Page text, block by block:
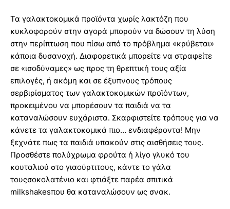
Τα γαλακτοκομικά προϊόντα χωρίς λακτόζη που
κυκλοφορούν στην αγορά μπορούν να δώσουν τη λύση
στην περίπτωση που πίσω από το πρόβλημα «κρύβεται»
κάποια δυσανοχή. Διαφορετικά μπορείτε να στραφείτε
σε «ισοδύναμες» ως προς τη θρεπτική τους αξία
επιλογές, ή ακόμη και σε έξυπνους τρόπους
σερβιρίσματος των γαλακτοκομικών προϊόντων,
προκειμένου να μπορέσουν τα παιδιά να τα
καταναλώσουν ευχάριστα. Σκαρφιστείτε τρόπους για να
κάνετε τα γαλακτοκομικά πιο… ενδιαφέροντα! Μην
ξεχνάτε πως τα παιδιά υπακούν στις αισθήσεις τους.
Προσθέστε πολύχρωμα φρούτα ή λίγο γλυκό του
κουταλιού στο γιαούρτιτους, κάντε το γάλα
τουςσοκολατένιο και φτιάξτε παρέα σπιτικά
milkshakesπου θα καταναλώσουν ως σνακ.